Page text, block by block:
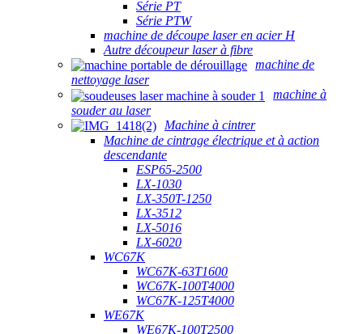
Série PT
Série PTW
machine de découpe laser en acier H
Autre découpeur laser à fibre
machine de
nettoyage laser
machine à
souder au laser
Machine à cintrer
Machine de cintrage électrique et à action
descendante
ESP65-2500
LX-1030
LX-350T-1250
LX-3512
LX-5016
LX-6020
WC67K
WC67K-63T1600
WC67K-100T4000
WC67K-125T4000
WE67K
WE67K-100T2500